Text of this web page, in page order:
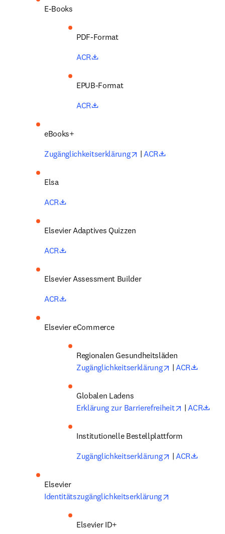
E-Books
PDF-Format
ACR
EPUB-Format
ACR
eBooks+
Zugänglichkeitserklärung
opens in new tab/window
| ACR
Elsa
ACR
Elsevier Adaptives Quizzen
ACR
Elsevier Assessment Builder
ACR
Elsevier eCommerce
Zugänglichkeitserklärung
opens in new
| ACR
Erklärung zur Barrierefreiheit
opens in
| ACR
Institutionelle Bestellplattform
Zugänglichkeitserklärung
opens in new
| ACR
Elsevier
Identitätszugänglichkeitserklärung
Elsevier ID+